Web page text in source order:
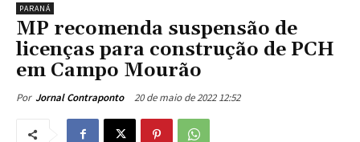
PARANÁ
MP recomenda suspensão de
licenças para construção de PCH
em Campo Mourão
Por Jornal Contraponto 20 de maio de 2022 12:52